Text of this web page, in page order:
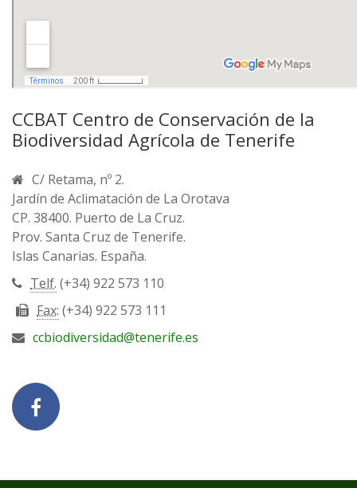
CCBAT Centro de Conservación de la
Biodiversidad Agrícola de Tenerife
C/ Retama, nº 2.
Jardín de Aclimatación de La Orotava
CP. 38400. Puerto de La Cruz.
Prov. Santa Cruz de Tenerife.
Islas Canarias. España.
Telf. (+34) 922 573 110
Fax: (+34) 922 573 111
ccbiodiversidad@tenerife.es